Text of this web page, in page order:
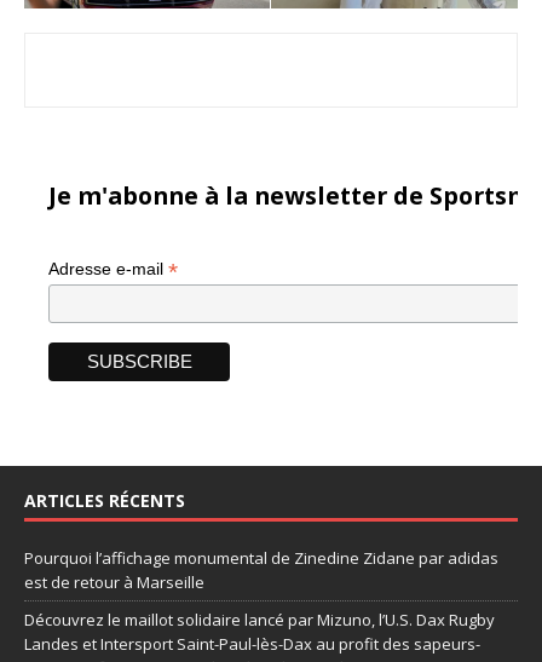
Je m'abonne à la newsletter de
Adresse e-mail *
ARTICLES RÉCENTS
Pourquoi l’affichage monumental de Zinedine Zidane par adidas
est de retour à Marseille
Découvrez le maillot solidaire lancé par Mizuno, l’U.S. Dax Rugby
Landes et Intersport Saint-Paul-lès-Dax au profit des sapeurs-